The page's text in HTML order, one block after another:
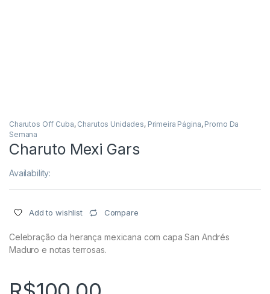
Charutos Off Cuba, Charutos Unidades, Primeira Página, Promo Da
Semana
Charuto Mexi Gars
Availability:
Add to wishlist Compare
Celebração da herança mexicana com capa San Andrés
Maduro e notas terrosas.